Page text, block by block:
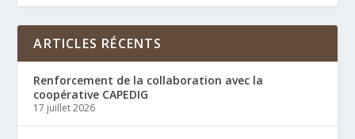
ARTICLES RÉCENTS
Renforcement de la collaboration avec la
coopérative CAPEDIG
17 juillet 2026